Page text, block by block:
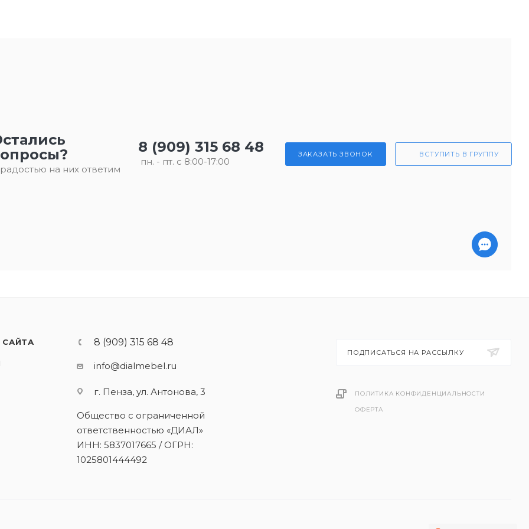
на них ответим
8 (909) 315 68 48
пн. - пт. с 8:00-17:00
ЗАКАЗАТЬ ЗВОНОК ВСТУПИТЬ В ГРУППУ
САЙТА 8 (909) 315 68 48
info@dialmebel.ru
г. Пенза, ул. Антонова, 3
Общество с ограниченной
ответственностью «ДИАЛ»
ИНН: 5837017665 / ОГРН:
1025801444492
ПОДПИСАТЬСЯ НА РАССЫЛКУ
ПОЛИТИКА КОНФИДЕНЦИАЛЬНОСТИ
ОФЕРТА